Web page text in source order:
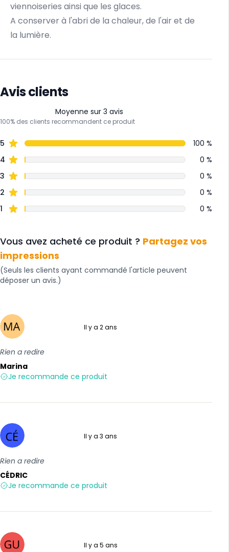
viennoiseries ainsi que les glaces.
A conserver à l'abri de la chaleur, de l'air et de
la lumière.
Avis clients
Moyenne sur 3 avis
100% des clients recommandent ce produit
5
100 %
4
0 %
3
0 %
2
0 %
1
0 %
Vous avez acheté ce produit ? Partagez vos
impressions
(Seuls les clients ayant commandé l'article peuvent
déposer un avis.)
Il y a 2 ans
Rien a redire
Marina
Je recommande ce produit
Il y a 3 ans
Rien a redire
CÉDRIC
Je recommande ce produit
Il y a 5 ans